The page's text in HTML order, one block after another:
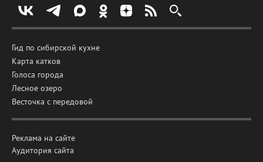
Гид по сибирской кухне
Карта катков
Голоса города
Лесное озеро
Весточка с передовой
Реклама на сайте
Аудитория сайта